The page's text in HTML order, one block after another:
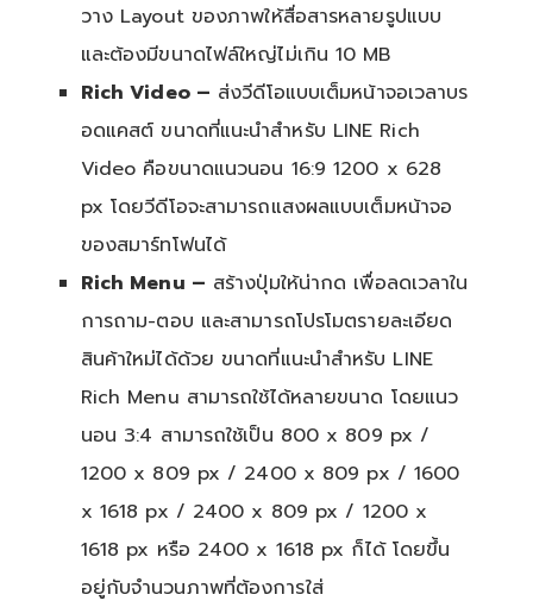
วาง Layout ของภาพให้สื่อสารหลายรูปแบบ
และต้องมีขนาดไฟล์ใหญ่ไม่เกิน 10 MB
Rich Video – ส่งวีดีโอแบบเต็มหน้าจอเวลาบร
อดแคสต์ ขนาดที่แนะนำสำหรับ LINE Rich
Video คือขนาดแนวนอน 16:9 1200 x 628
px โดยวีดีโอจะสามารถแสงผลแบบเต็มหน้าจอ
ของสมาร์ทโฟนได้
Rich Menu – สร้างปุ่มให้น่ากด เพื่อลดเวลาใน
การถาม-ตอบ และสามารถโปรโมตรายละเอียด
สินค้าใหม่ได้ด้วย ขนาดที่แนะนำสำหรับ LINE
Rich Menu สามารถใช้ได้หลายขนาด โดยแนว
นอน 3:4 สามารถใช้เป็น 800 x 809 px /
1200 x 809 px / 2400 x 809 px / 1600
x 1618 px / 2400 x 809 px / 1200 x
1618 px หรือ 2400 x 1618 px ก็ได้ โดยขึ้น
อยู่กับจำนวนภาพที่ต้องการใส่